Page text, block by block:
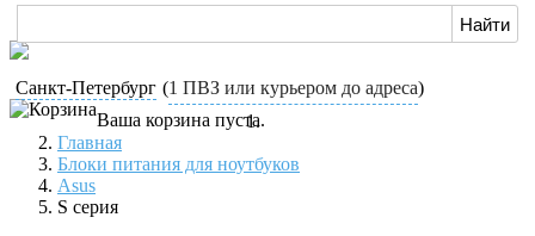
Санкт-Петербург (1 ПВЗ или курьером до адреса)
Ваша корзина пуста.
Главная
Блоки питания для ноутбуков
Asus
S серия